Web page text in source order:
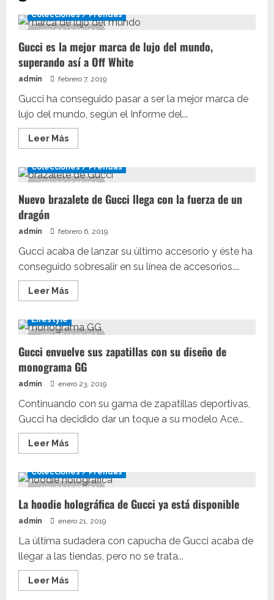
1 MIN DE LECTURA
Colecciones / Prendas
Gucci es la mejor marca de lujo del mundo,
superando así a Off White
admin febrero 7, 2019
Gucci ha conseguido pasar a ser la mejor marca de
lujo del mundo, según el Informe del...
Leer MásLeer
más
Gucci
es
mejor
marca
del
superando
así
a
White
1 MIN DE LECTURA
Colecciones / Prendas
Nuevo brazalete de Gucci llega con la fuerza de un
dragón
admin febrero 6, 2019
Gucci acaba de lanzar su último accesorio y éste ha
conseguido sobresalir en su línea de accesorios....
Leer MásLeer
más
Nuevo
brazalete
Gucci
llega
con
fuerza
un
dragón
1 MIN DE LECTURA
Lifestyle
Gucci envuelve sus zapatillas con su diseño de
monograma GG
admin enero 23, 2019
Continuando con su gama de zapatillas deportivas,
Gucci ha decidido dar un toque a su modelo Ace...
Leer MásLeer
más
Gucci
envuelve
zapatillas
con
su
de
monograma
GG
1 MIN DE LECTURA
Colecciones / Prendas
La hoodie holográfica de Gucci ya está disponible
admin enero 21, 2019
La última sudadera con capucha de Gucci acaba de
llegar a las tiendas, pero no se trata...
Leer MásLeer
más